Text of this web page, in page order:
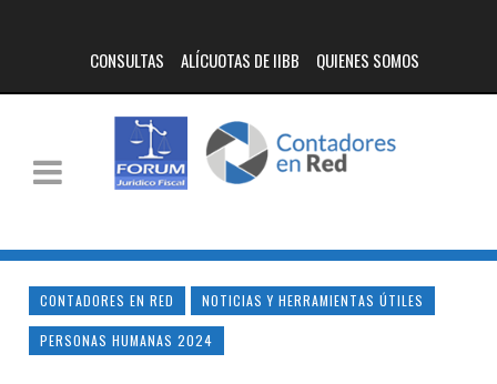
CONSULTAS ALÍCUOTAS DE IIBB QUIENES SOMOS
CONTADORES EN RED NOTICIAS Y HERRAMIENTAS ÚTILES
PERSONAS HUMANAS 2024